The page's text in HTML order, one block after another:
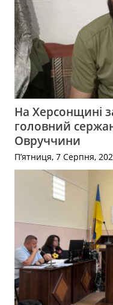
На Херсонщині
головний
Овруччини
П’ятниця, 7 Серпня,